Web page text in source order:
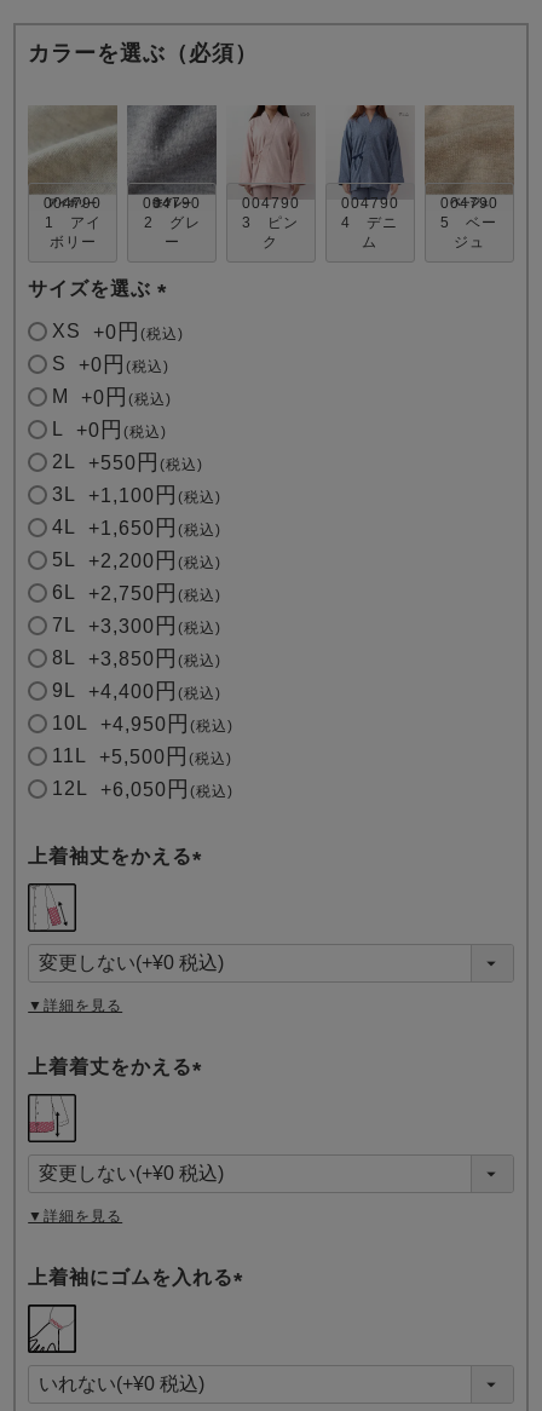
- Item Ranking -
新着商品
すべてのデザインのパジャマ一覧はこちら
カラーを選ぶ（必須）
004790
1 アイ
ボリー
004790
2 グレ
ー
004790
3 ピン
ク
004790
4 デニ
ム
004790
5 ベー
ジュ
サイズを選ぶ
(
)
XS +0 税込
S +0 税込
M +0 税込
+0 税込
2L +550 税込
3L +1,100 税込
4L +1,650 税込
5L +2,200 税込
6L +2,750 税込
7L +3,300 税込
8L +3,850 税込
9L +4,400 税込
10L +4,950 税込
11L +5,500 税込
12L +6,050 税込
上着袖丈をかえる
須
)
▼詳細を見る
上着着丈をかえる
須
)
▼詳細を見る
上着袖にゴムを入れる
須
)